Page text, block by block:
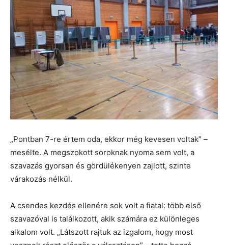
„Pontban 7-re értem oda, ekkor még kevesen voltak” –
mesélte. A megszokott soroknak nyoma sem volt, a
szavazás gyorsan és gördülékenyen zajlott, szinte
várakozás nélkül.
A csendes kezdés ellenére sok volt a fiatal: több első
szavazóval is találkozott, akik számára ez különleges
alkalom volt. „Látszott rajtuk az izgalom, hogy most